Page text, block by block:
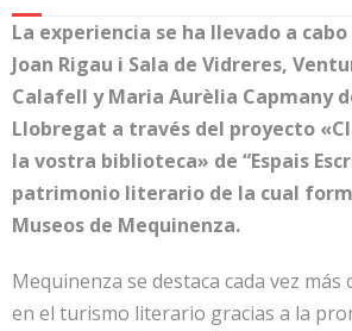
La experiencia se ha llevado a
Joan Rigau i Sala de Vidreres,
Calafell y Maria Aurèlia Capmany
Llobregat a través del proyecto
la vostra biblioteca» de “Espais
patrimonio literario de la cual
Museos de Mequinenza.
Mequinenza se destaca cada vez
en el turismo literario gracias a la